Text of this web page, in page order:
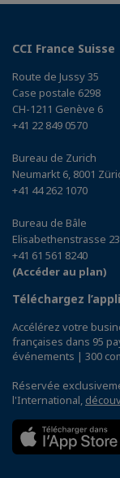
CCI France Suisse
Route de Jussy 35
Case postale 6298
CH-1211 Genève 6
+41 22 849 0570
Bureau de Zurich
Neumarkt 6, 8001
+41 44 262 1070
Bureau de Bâle
Elisabethenstrasse
+41 61 561 8240
(Accéder au plan)
Téléchargez
Accélérez votre
françaises dans 95
événements | 300
Réservée
l'International,